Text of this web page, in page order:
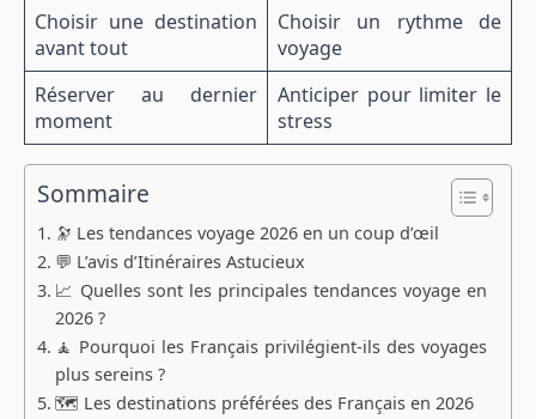
Choisir une destination
avant tout
Choisir un rythme de
voyage
Réserver au dernier
moment
Anticiper pour limiter le
stress
Sommaire
🔭 Les tendances voyage 2026 en un coup d’œil
💬 L’avis d’Itinéraires Astucieux
📈 Quelles sont les principales tendances voyage en
2026 ?
🧘 Pourquoi les Français privilégient-ils des voyages
plus sereins ?
🗺️ Les destinations préférées des Français en 2026